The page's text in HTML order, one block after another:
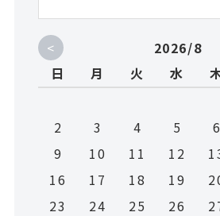
<
2026/8
日
月 火 水
2
3 4 5 6
9
10 11 12
16
17 18 19
23
24 25 26